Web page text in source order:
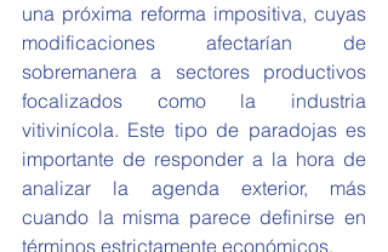
una próxima reforma impositiva, cuyas
modificaciones afectarían de
sobremanera a sectores productivos
focalizados como la industria
vitivinícola. Este tipo de paradojas es
importante de responder a la hora de
analizar la agenda exterior, más
cuando la misma parece definirse en
términos estrictamente económicos.